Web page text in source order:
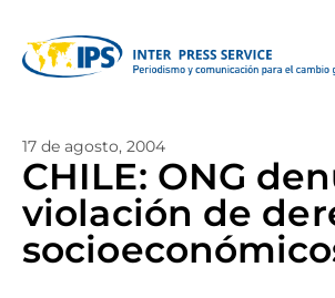
17 de agosto, 2004
CHILE: ONG
violación de